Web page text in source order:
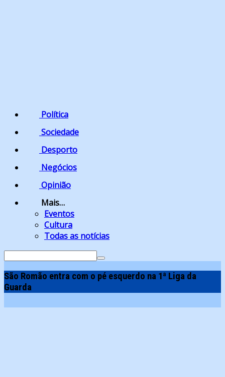
Política
Sociedade
Desporto
Negócios
Opinião
Mais…
Eventos
Cultura
Todas as notícias
Search
São Romão entra com o pé esquerdo na 1ª Liga da
Guarda